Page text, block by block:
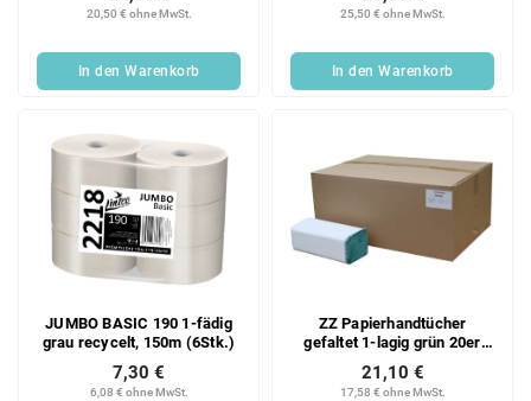
20,50 € ohne MwSt.
In den Warenkorb
25,50 € ohne MwSt.
In den Warenkorb
JUMBO BASIC 190 1-fädig
grau recycelt, 150m (6Stk.)
6,08 € ohne MwSt.
7,30 €
ZZ Papierhandtücher
gefaltet 1-lagig grün 20er
Karton
17,58 € ohne MwSt.
21,10 €